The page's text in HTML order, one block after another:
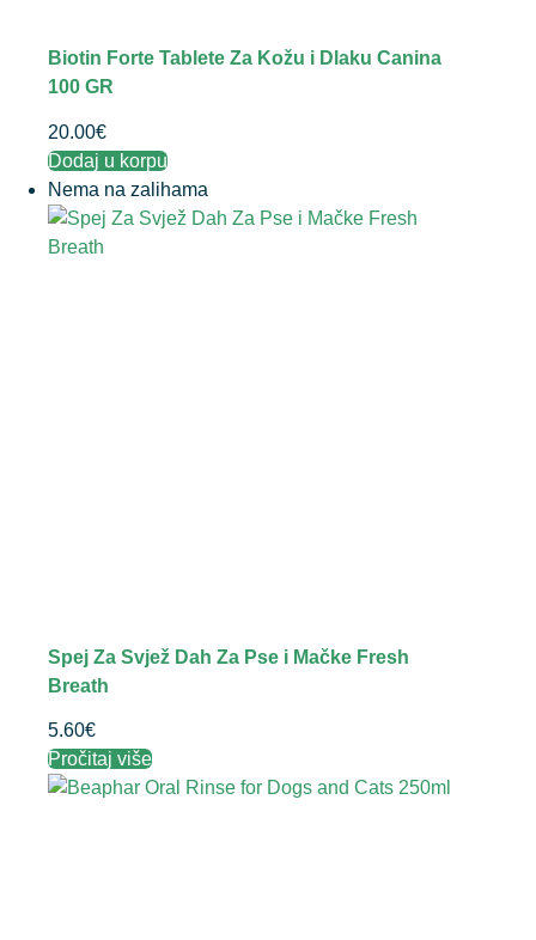
Biotin Forte Tablete Za Kožu i Dlaku Canina
100 GR
20.00€
Dodaj u korpu
Nema na zalihama
Spej Za Svjež Dah Za Pse i Mačke Fresh
Breath
5.60€
Pročitaj više